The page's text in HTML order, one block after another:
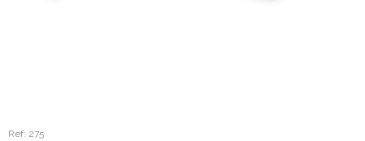
Ref: 275